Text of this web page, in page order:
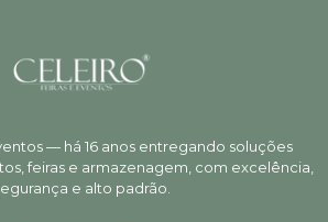
— há 16 anos entregando soluções
feiras e armazenagem, com excelência,
e alto padrão.